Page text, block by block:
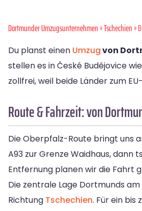
Dortmunder Umzugsunternehmen»Tschechien»
Du planst einen Umzugvon
stellen es in České Budějovice
zollfrei, weil beide Länder zum
Route & Fahrzeit: von
Die Oberpfalz-Route bringt uns
A93 zur Grenze Waidhaus, dann
Entfernung planen wir die Fahrt
Die zentrale Lage Dortmunds
Richtung Tschechien. Für ein